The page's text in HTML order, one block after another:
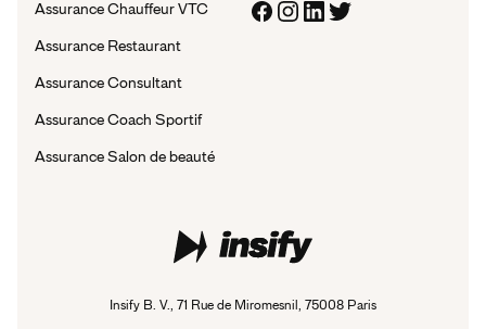
Assurance Chauffeur VTC
Assurance Restaurant
Assurance Consultant
Assurance Coach Sportif
Assurance Salon de beauté
Insify B. V., 71 Rue de Miromesnil, 75008 Paris